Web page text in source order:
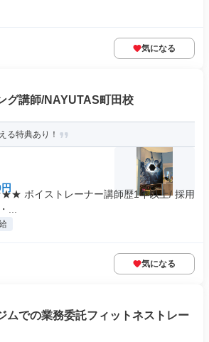
気になる
グ講師/NAYUTAS町田校
る特典あり！
ボイストレーナー講師歴1年以上/ 採用
...
気になる
ムでの業務委託フィットネストレー